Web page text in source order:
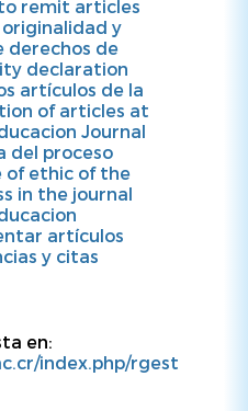
remit articles
y
derechos de
declaration
artículos de la
of articles at
Journal
del proceso
of ethic of the
in the journal
artículos
y citas
en:
index.php/rgest